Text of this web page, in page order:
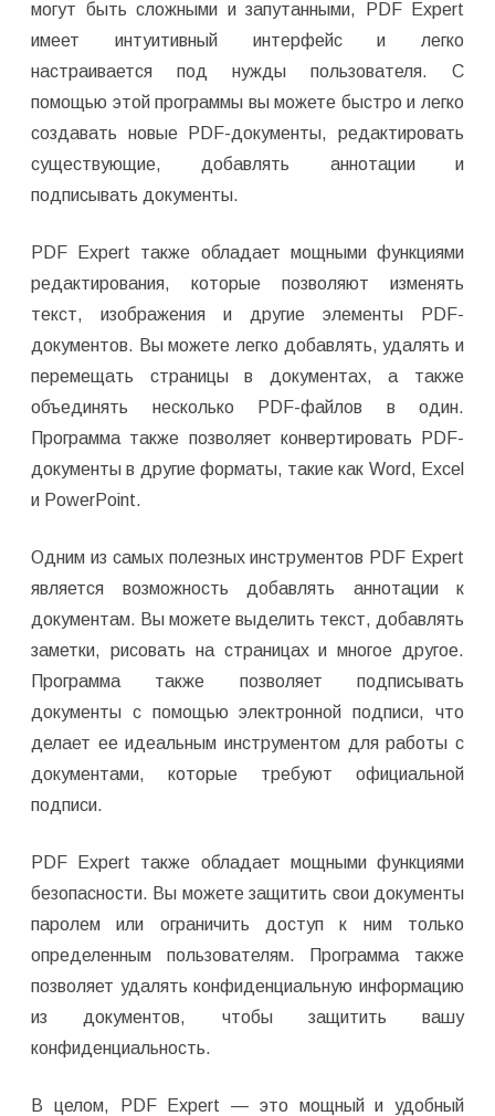
могут быть сложными и запутанными, PDF Expert
имеет интуитивный интерфейс и легко
настраивается под нужды пользователя. С
помощью этой программы вы можете быстро и легко
создавать новые PDF-документы, редактировать
существующие, добавлять аннотации и
подписывать документы.
PDF Expert также обладает мощными функциями
редактирования, которые позволяют изменять
текст, изображения и другие элементы PDF-
документов. Вы можете легко добавлять, удалять и
перемещать страницы в документах, а также
объединять несколько PDF-файлов в один.
Программа также позволяет конвертировать PDF-
документы в другие форматы, такие как Word, Excel
и PowerPoint.
Одним из самых полезных инструментов PDF Expert
является возможность добавлять аннотации к
документам. Вы можете выделить текст, добавлять
заметки, рисовать на страницах и многое другое.
Программа также позволяет подписывать
документы с помощью электронной подписи, что
делает ее идеальным инструментом для работы с
документами, которые требуют официальной
подписи.
PDF Expert также обладает мощными функциями
безопасности. Вы можете защитить свои документы
паролем или ограничить доступ к ним только
определенным пользователям. Программа также
позволяет удалять конфиденциальную информацию
из документов, чтобы защитить вашу
конфиденциальность.
В целом, PDF Expert — это мощный и удобный